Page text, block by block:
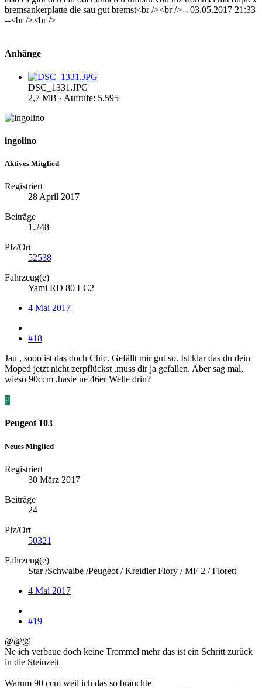
bremsankerplatte die sau gut bremst<br /><br />-- 03.05.2017 21:33
--<br /><br />
Anhänge
DSC_1331.JPG
2,7 MB · Aufrufe: 5.595
ingolino
Aktives Mitglied
Registriert
28 April 2017
Beiträge
1.248
Plz/Ort
52538
Fahrzeug(e)
Yami RD 80 LC2
4 Mai 2017
#18
Jau , sooo ist das doch Chic. Gefällt mir gut so. Ist klar das du dein
Moped jetzt nicht zerpflückst ,muss dir ja gefallen. Aber sag mal,
wieso 90ccm ,haste ne 46er Welle drin?
P
Peugeot 103
Neues Mitglied
Registriert
30 März 2017
Beiträge
24
Plz/Ort
50321
Fahrzeug(e)
Star /Schwalbe /Peugeot / Kreidler Flory / MF 2 / Florett
4 Mai 2017
#19
@@@
Ne ich verbaue doch keine Trommel mehr das ist ein Schritt zurück
in die Steinzeit
Warum 90 ccm weil ich das so brauchte